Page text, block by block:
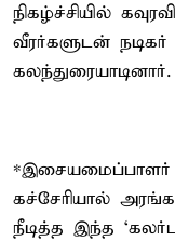
நிகழ்ச்சியில்
வீரர்களுடன் நடிகர்
கலந்துரையாடினார்.
கச்சேரியால்
நீடித்த இந்த